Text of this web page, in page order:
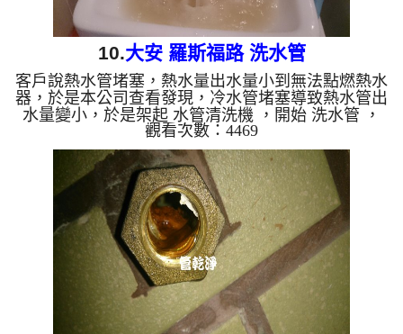
10.大安 羅斯福路 洗水管
客戶說熱水管堵塞，熱水量出水量小到無法點燃熱水
器，於是本公司查看發現，冷水管堵塞導致熱水管出
水量變小，於是架起 水管清洗機 ，開始 洗水管 ，
清洗水管 時發現，水龍頭一直沖出異物，源源不
絕， 水管清洗 約兩小時，終於把水量問題處理完
成。 清洗水管 水管清洗 洗水管 熱水管堵塞 熱水忽
冷忽熱 ...
觀看次數：4469